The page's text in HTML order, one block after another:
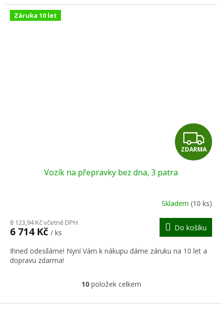
Záruka 10 let
Z
D
R
M
A
ZDARMA
Vozík na přepravky bez dna, 3 patra
Skladem (10 ks)
8 123,94 Kč včetně DPH
6 714 Kč / ks
Do košíku
Ihned odesíláme! Nyní Vám k nákupu dáme záruku na 10 let a
dopravu zdarma!
O
l
10položek celkem
Z